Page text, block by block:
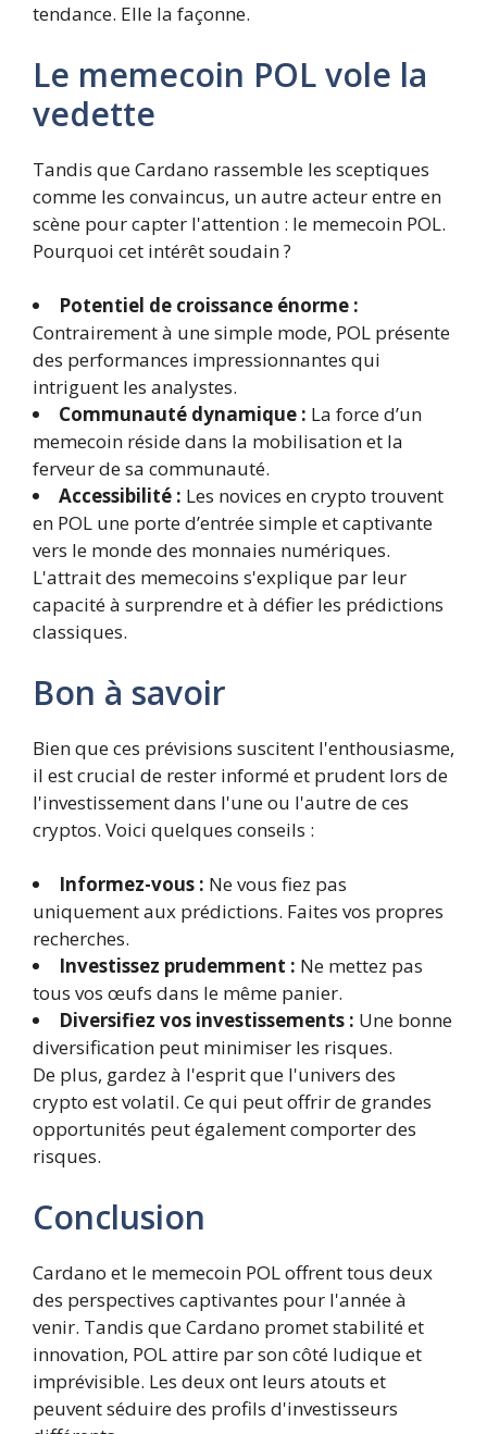
tendance. Elle la façonne.
Le memecoin POL vole la
vedette
Tandis que Cardano rassemble les sceptiques
comme les convaincus, un autre acteur entre en
scène pour capter l'attention : le memecoin POL.
Pourquoi cet intérêt soudain ?
Potentiel de croissance énorme :
Contrairement à une simple mode, POL présente
des performances impressionnantes qui
intriguent les analystes.
Communauté dynamique : La force d’un
memecoin réside dans la mobilisation et la
ferveur de sa communauté.
Accessibilité : Les novices en crypto trouvent
en POL une porte d’entrée simple et captivante
vers le monde des monnaies numériques.
L'attrait des memecoins s'explique par leur
capacité à surprendre et à défier les prédictions
classiques.
Bon à savoir
Bien que ces prévisions suscitent l'enthousiasme,
il est crucial de rester informé et prudent lors de
l'investissement dans l'une ou l'autre de ces
cryptos. Voici quelques conseils :
Informez-vous : Ne vous fiez pas
uniquement aux prédictions. Faites vos propres
recherches.
Investissez prudemment : Ne mettez pas
tous vos œufs dans le même panier.
Diversifiez vos investissements : Une bonne
diversification peut minimiser les risques.
De plus, gardez à l'esprit que l'univers des
crypto est volatil. Ce qui peut offrir de grandes
opportunités peut également comporter des
risques.
Conclusion
Cardano et le memecoin POL offrent tous deux
des perspectives captivantes pour l'année à
venir. Tandis que Cardano promet stabilité et
innovation, POL attire par son côté ludique et
imprévisible. Les deux ont leurs atouts et
peuvent séduire des profils d'investisseurs